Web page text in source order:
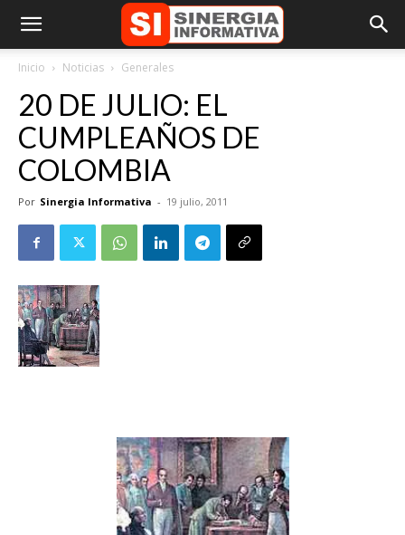
Inicio Noticias Generales
20 DE JULIO: EL
CUMPLEAÑOS DE
COLOMBIA
Por Sinergia Informativa - 19 julio, 2011